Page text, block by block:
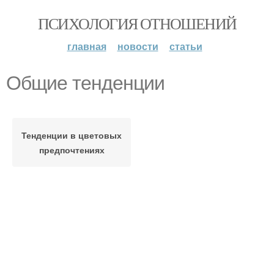
ПСИХОЛОГИЯ ОТНОШЕНИЙ
главная новости статьи
Общие тенденции
Тенденции в цветовых
предпочтениях